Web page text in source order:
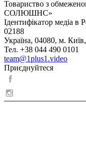
Товариство з
СОЛЮШНС»
Ідентифікатор медіа в
02188
Україна, 04080, м.
Тел. +38 044 490 0101
team@1plus1.video
Приєднуйтеся